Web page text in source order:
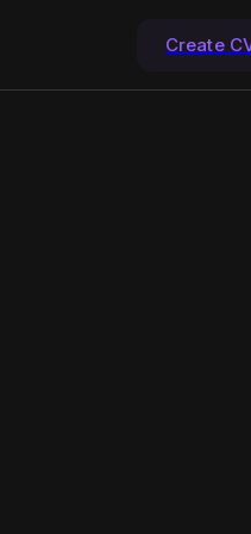
Create